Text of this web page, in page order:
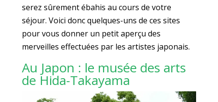
serez sûrement ébahis au cours de votre
séjour. Voici donc quelques-uns de ces sites
pour vous donner un petit aperçu des
merveilles effectuées par les artistes japonais.
Au Japon : le musée des arts
de Hida-Takayama